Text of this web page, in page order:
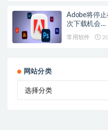
Adobe将停
次下载机会…
常用软件
网站分类